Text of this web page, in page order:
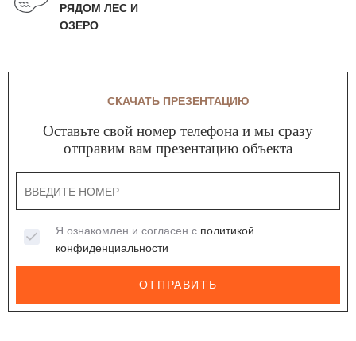
РЯДОМ ЛЕС И
ОЗЕРО
СКАЧАТЬ ПРЕЗЕНТАЦИЮ
Оставьте свой номер телефона и мы сразу
отправим вам презентацию объекта
Я ознакомлен и согласен с политикой
конфиденциальности
ОТПРАВИТЬ